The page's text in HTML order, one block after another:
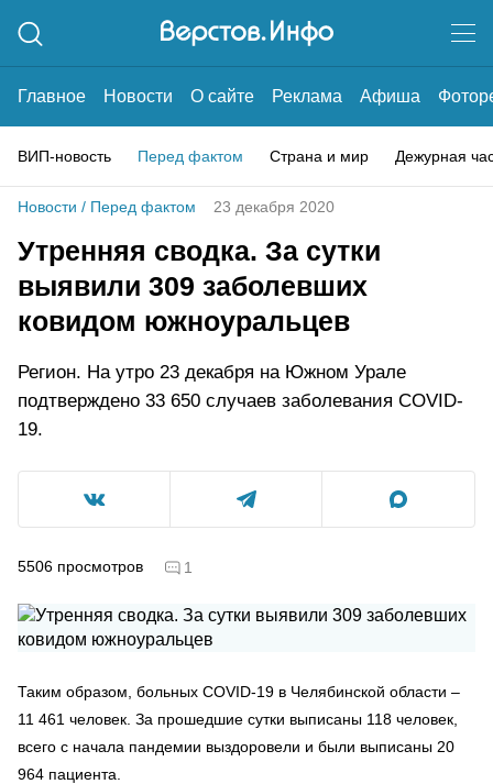
Главное Новости О сайте Реклама Афиша
ВИП-новость Перед фактом Страна и мир Дежурная
Новости / Перед фактом 23 декабря 2020
Утренняя сводка. За сутки
выявили 309 заболевших
ковидом южноуральцев
Регион. На утро 23 декабря на Южном Урале
подтверждено 33 650 случаев заболевания COVID-
19.
5506 просмотров 1
Таким образом, больных COVID-19 в Челябинской области –
11 461 человек. За прошедшие сутки выписаны 118 человек,
всего с начала пандемии выздоровели и были выписаны 20
964 пациента.